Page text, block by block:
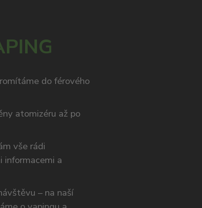
do férového
atomizéru až po
vše rádi
informacemi a
– na naší